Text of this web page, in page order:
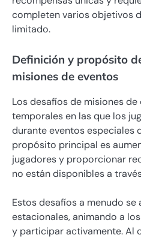
completen varios objetivos
limitado.
Definición y propósito
misiones de eventos
Los desafíos de misiones
temporales en las que los
durante eventos especiales
propósito principal es
jugadores y proporcionar
no están disponibles a
Estos desafíos a menudo se
estacionales, animando a
y participar activamente. Al